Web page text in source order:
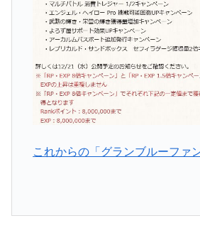
これからの「グランブルーファ